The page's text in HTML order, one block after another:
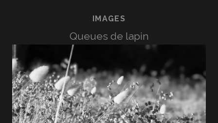
IMAGES
Queues de lapin